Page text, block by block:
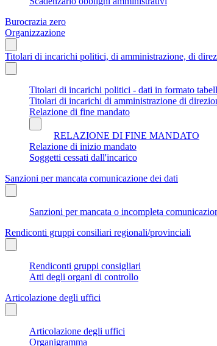
Burocrazia zero
Organizzazione
Titolari di incarichi politici, di amministrazione, di
Titolari di incarichi politici - dati in formato
Titolari di incarichi di amministrazione di
Relazione di fine mandato
RELAZIONE DI FINE MANDATO
Relazione di inizio mandato
Soggetti cessati dall'incarico
Sanzioni per mancata comunicazione dei dati
Sanzioni per mancata o incompleta
Rendiconti gruppi consiliari regionali/provinciali
Rendiconti gruppi consigliari
Atti degli organi di controllo
Articolazione degli uffici
Articolazione degli uffici
Organigramma